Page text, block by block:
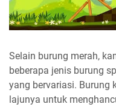
Selain burung merah,
beberapa jenis burung
yang bervariasi. Burung
lajunya untuk